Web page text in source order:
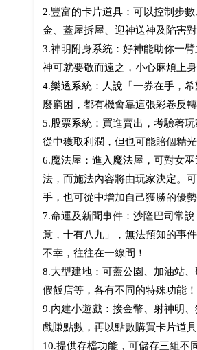
2.豐富的卡片道具：可以控制步
金、蓋屋拆屋、迎神送神及陷害對
3.神明附身系統：好神能助你一
神可就要敬而遠之，小心麻煩上身
4.樂透系統：人說「一券在手，
麼窮困，都有機會靠這張彩卷反轉
5.股票系統：買進賣出，考驗著
從中獲取利潤，但也可能賠個精光
6.魔法屋：進入魔法屋，可對女
法，而施法內容將由玩家決定。
手，也可從中增加自己獲勝的優勢
7.命運及新聞事件：沙隆巴司常
意，十有八九」，無法預知的事
不幸，往往在一線間！
8.大型建地：可蓋公園、加油站
假飯店等，各有不同的特殊功能！
9.內建小遊戲：接金幣、射神明
戲賺點數，再以點數購買卡片道具
10.提供存檔功能，可儲存三組不